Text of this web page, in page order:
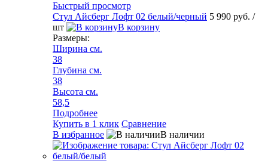
Быстрый просмотр
Стул Айсберг Лофт 02 белый/черный 5 990 руб. /
шт
В корзину
Размеры:
Ширина см.
38
Глубина см.
38
Высота см.
58,5
Подробнее
Купить в 1 клик Сравнение
В избранное
В наличии